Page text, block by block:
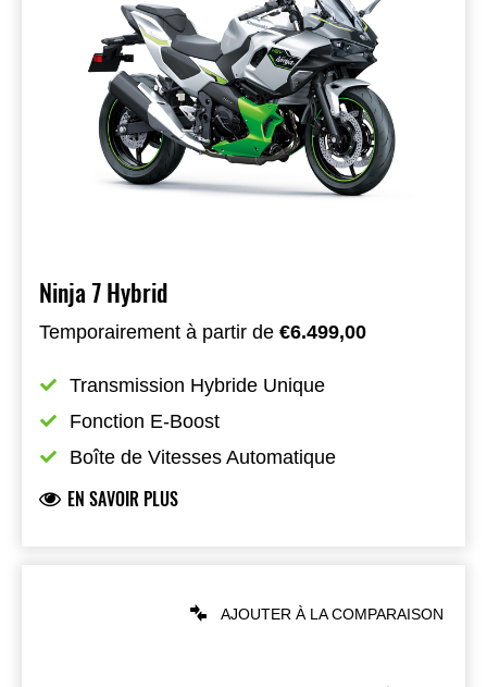
Ninja 7 Hybrid
Temporairement à partir de €6.499,00
Transmission Hybride Unique
Fonction E-Boost
Boîte de Vitesses Automatique
EN SAVOIR PLUS
AJOUTER À LA COMPARAISON